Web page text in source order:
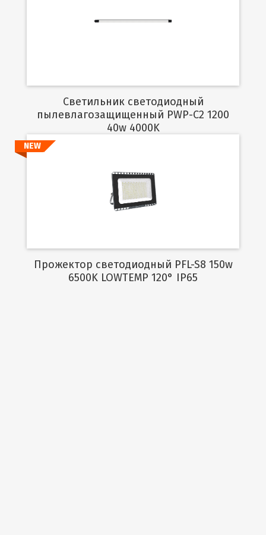
Светильник светодиодный
пылевлагозащищенный PWP-C2 1200
40w 4000K
Подробнее
NEW
Прожектор светодиодный PFL-S8 150w
6500K LOWTEMP 120° IP65